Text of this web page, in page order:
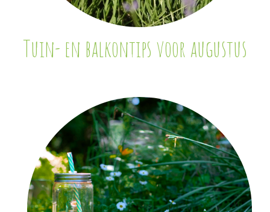
Tuin- en balkontips voor augustus